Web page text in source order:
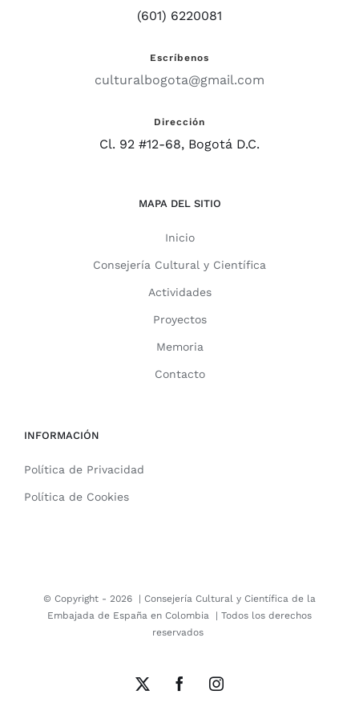
(601) 6220081
Escríbenos
culturalbogota@gmail.com
Dirección
Cl. 92 #12-68, Bogotá D.C.
MAPA DEL SITIO
Inicio
Consejería Cultural y Científica
Actividades
Proyectos
Memoria
Contacto
INFORMACIÓN
Política de Privacidad
Política de Cookies
© Copyright - 2026 | Consejería Cultural y Científica de la
Embajada de España en Colombia | Todos los derechos
reservados
X FacebookInstagram